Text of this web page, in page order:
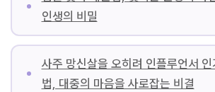
인생의 비밀
사주 망신살을 오히려 인플루언서 인
법, 대중의 마음을 사로잡는 비결